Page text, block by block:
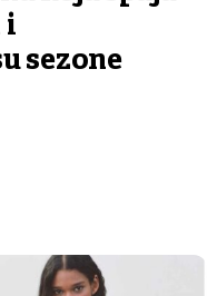
i
sezone